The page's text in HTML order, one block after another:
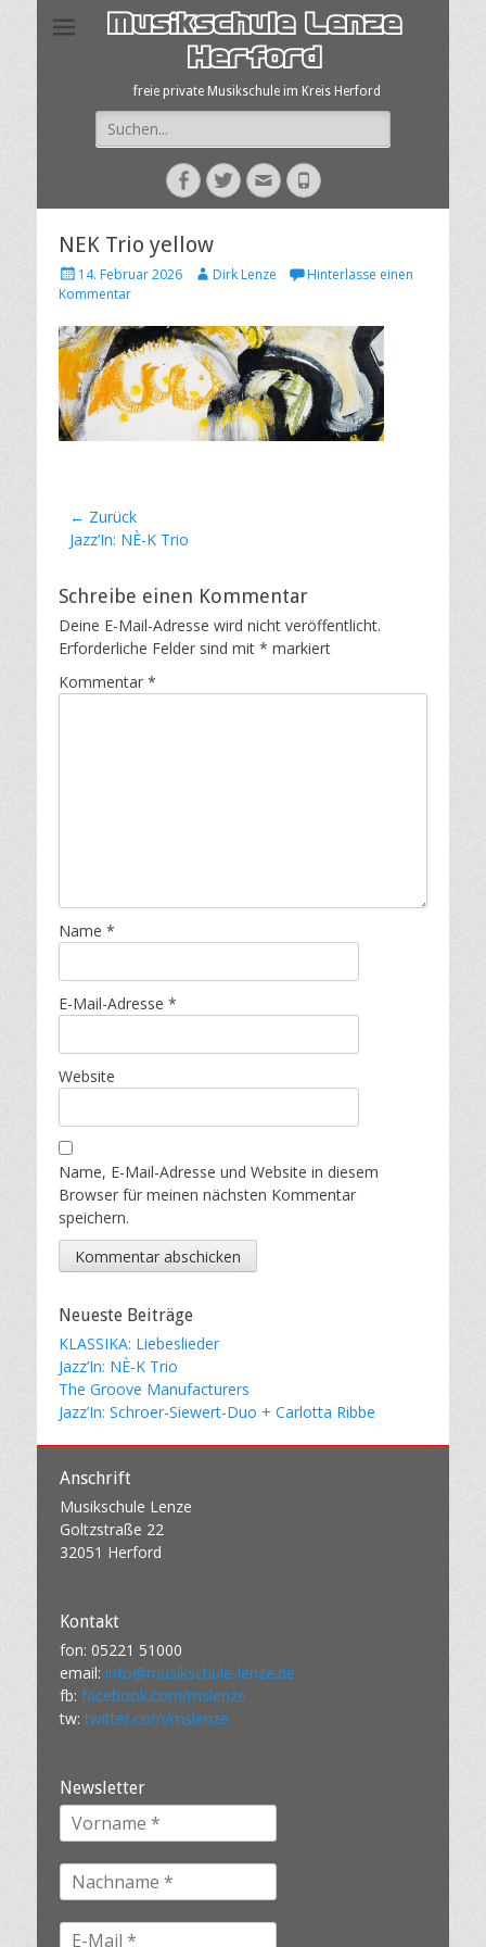
Musikschule Lenze
Herford
freie private Musikschule im Kreis Herford
Suche
nach:
Facebook
Twitter
E-
Mail
Telefon
NEK Trio yellow
Veröffentlicht
am
14. Februar 2026 AutorDirk Lenze
Hinterlasse einen
Kommentar
Beitragsnavigation
← Zurück
Vorheriger
Jazz’In: NÈ-K Trio
Schreibe einen Kommentar
Deine E-Mail-Adresse wird nicht veröffentlicht.
Erforderliche Felder sind mit * markiert
Kommentar *
Name *
E-Mail-Adresse *
Website
Name, E-Mail-Adresse und Website in diesem
Browser für meinen nächsten Kommentar
speichern.
Neueste Beiträge
KLASSIKA: Liebeslieder
Jazz’In: NÈ-K Trio
The Groove Manufacturers
Jazz’In: Schroer-Siewert-Duo + Carlotta Ribbe
Anschrift
Musikschule Lenze
Goltzstraße 22
32051 Herford
Kontakt
fon: 05221 51000
email: info@musikschule-lenze.de
fb: facebook.com/mslenze
tw: twitter.com/mslenze
Newsletter